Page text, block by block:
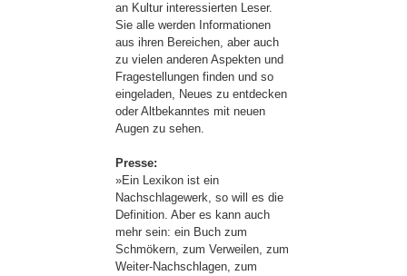
an Kultur interessierten Leser.
Sie alle werden Informationen
aus ihren Bereichen, aber auch
zu vielen anderen Aspekten und
Fragestellungen finden und so
eingeladen, Neues zu entdecken
oder Altbekanntes mit neuen
Augen zu sehen.
Presse:
»Ein Lexikon ist ein
Nachschlagewerk, so will es die
Definition. Aber es kann auch
mehr sein: ein Buch zum
Schmökern, zum Verweilen, zum
Weiter-Nachschlagen, zum